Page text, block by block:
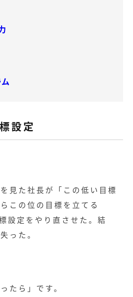
設定
見た社長が「この低い目標
この位の目標を立てる
設定をやり直させた。結
った。
たら」です。